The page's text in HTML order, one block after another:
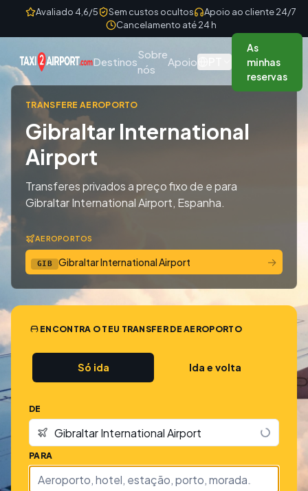
Skip to content
Avaliado 4,6/5 Sem custos ocultos
Apoio ao cliente 24/7
Cancelamento até 24 h
Destinos
Sobre
nós
Apoio
As
minhas
reservas
TRANSFERE AEROPORTO
Gibraltar International
Airport
Transferes privados a preço fixo de e para
Gibraltar International Airport, Espanha.
AEROPORTOS
GIB Gibraltar International Airport →
ENCONTRA O TEU TRANSFER DE AEROPORTO
Só ida Ida e volta
DE
PARA